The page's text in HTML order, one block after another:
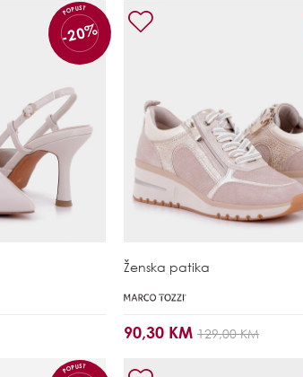
POPUST
-20%
Ženska patika
90,30 KM 129,00 KM
POPUST